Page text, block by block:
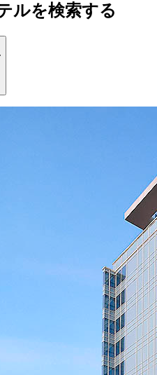
ルを検索する